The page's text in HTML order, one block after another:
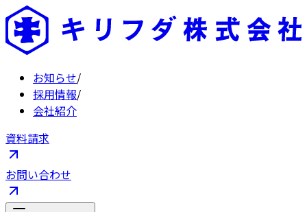
お知らせ/
採用情報/
会社紹介
資料請求
お問い合わせ